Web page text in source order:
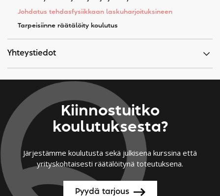
Johdatus tehdasfysiikkaan laskuharjoituksineen
Tarpeisiinne räätälöity koulutus
Yhteystiedot
Kiinnostuitko
koulutuksesta?
Järjestämme koulutusta sekä julkisena kurssina että
yrityskohtaisesti räätälöitynä toteutuksena.
Pyydä tarjous